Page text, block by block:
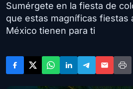
Sumérgete en la fiesta de
que estas magníficas fiestas
México tienen para ti